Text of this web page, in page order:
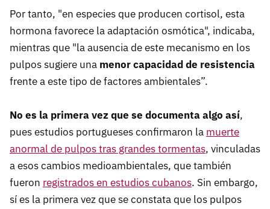
Por tanto, "en especies que producen cortisol, esta
hormona favorece la adaptación osmótica", indicaba,
mientras que "la ausencia de este mecanismo en los
pulpos sugiere una menor capacidad de resistencia
frente a este tipo de factores ambientales”.
No es la primera vez que se documenta algo así,
pues estudios portugueses confirmaron la muerte
anormal de pulpos tras grandes tormentas, vinculadas
a esos cambios medioambientales, que también
fueron registrados en estudios cubanos. Sin embargo,
sí es la primera vez que se constata que los pulpos